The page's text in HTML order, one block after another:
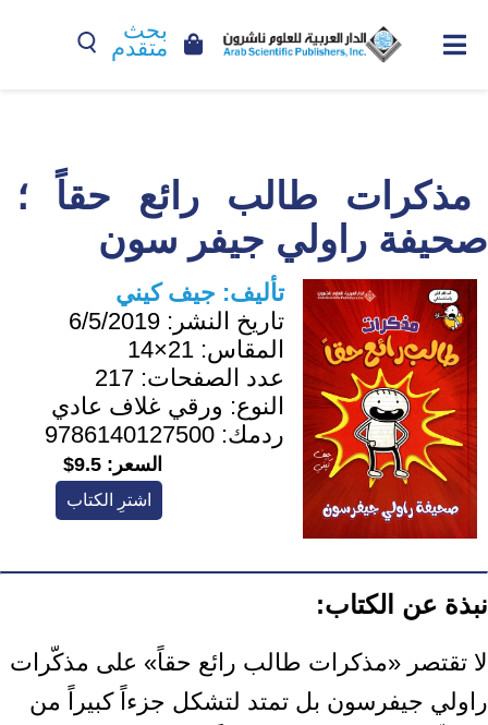
بحث
متقدم
مذكرات طالب رائع حقاً ؛
صحيفة راولي جيفر سون
تأليف: جيف كيني
تاريخ النشر: 6/5/2019
المقاس: 21×14
عدد الصفحات: 217
النوع: ورقي غلاف عادي
ردمك: 9786140127500
السعر: 9.5$
اشترِ الكتاب
نبذة عن الكتاب:
لا تقتصر «مذكرات طالب رائع حقاً» على مذكّرات
راولي جيفرسون بل تمتد ‏لتشكل جزءاً كبيراً من